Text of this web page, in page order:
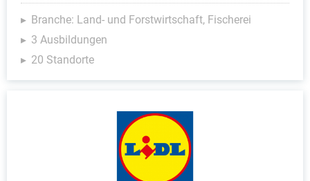
Branche: Land- und Forstwirtschaft, Fischerei
3 Ausbildungen
20 Standorte